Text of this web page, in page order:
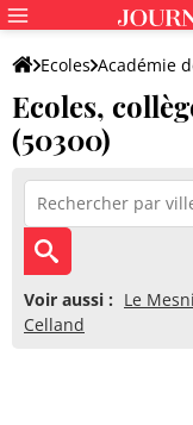
Ecoles Académie
Ecoles,
(50300)
Voir aussi : Le
Celland